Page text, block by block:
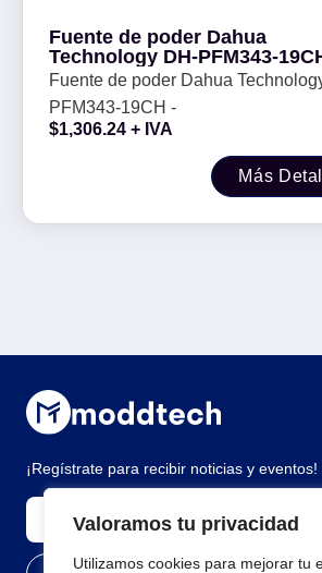
Valoramos tu privacidad
Utilizamos cookies para mejorar tu
Fuente de poder Dahua
Technology DH-PFM343-
Fuente de poder Dahua
PFM343-19CH -
$1,306.24 + IVA
Más
¡Regístrate para recibir noticias y eventos!